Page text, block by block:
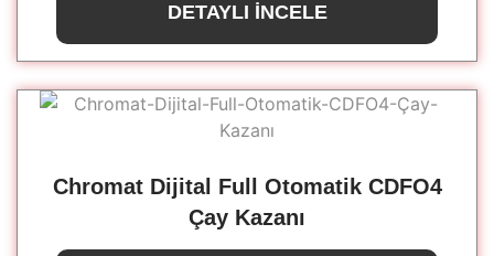
DETAYLI İNCELE
Chromat Dijital Full Otomatik CDFO4
Çay Kazanı